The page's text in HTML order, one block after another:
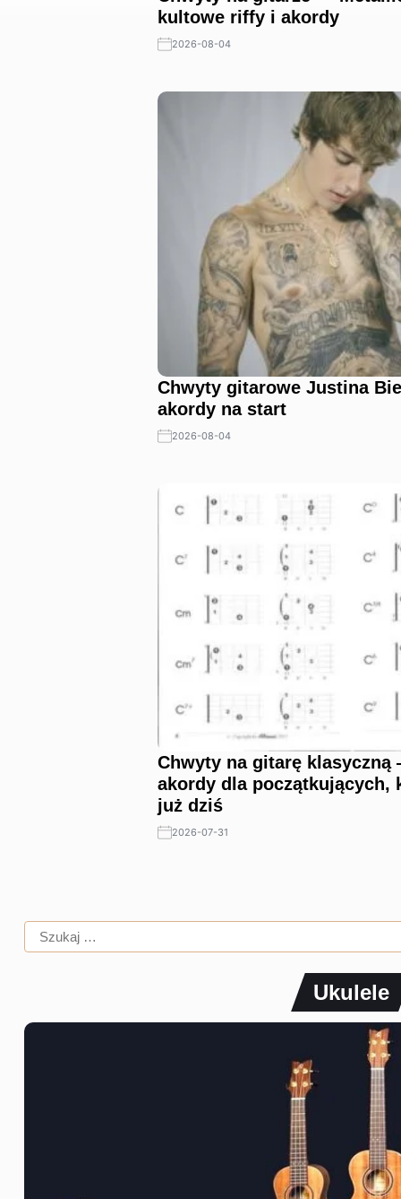
kultowe riffy i akordy
2026-08-04
Chwyty gitarowe Justina
akordy na start
2026-08-04
Chwyty na gitarę
akordy dla początkujących,
już dziś
2026-07-31
Ukulele